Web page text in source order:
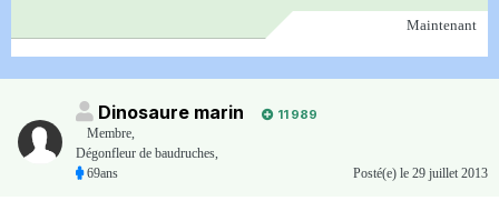
Maintenant
Dinosaure marin
11 989
Membre,
Dégonfleur de baudruches,
69ans
Posté(e) le 29 juillet 2013